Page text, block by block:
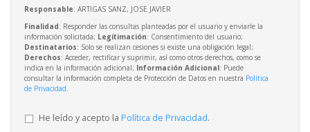
Responsable: ARTIGAS SANZ, JOSE JAVIER
Finalidad: Responder las consultas planteadas por el usuario y enviarle la
información solicitada; Legitimación: Consentimiento del usuario;
Destinatarios: Solo se realizan cesiones si existe una obligación legal;
Derechos: Acceder, rectificar y suprimir, así como otros derechos, como se
indica en la información adicional; Información Adicional: Puede
consultar la información completa de Protección de Datos en nuestra Política
de Privacidad
He leído y acepto la Política de Privacidad.